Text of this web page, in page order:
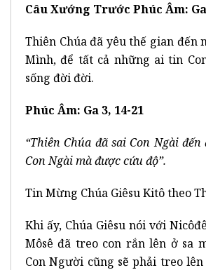
Câu Xướng Trước Phúc Âm:
Thiên Chúa đã yêu thế gian đến
Mình, để tất cả những ai tin
sống đời đời.
Phúc Âm: Ga 3, 14-21
“Thiên Chúa đã sai Con Ngài
Con Ngài mà được cứu độ”.
Tin Mừng Chúa Giêsu Kitô theo
Khi ấy, Chúa Giêsu nói với
Môsê đã treo con rắn lên ở sa
Con Người cũng sẽ phải treo